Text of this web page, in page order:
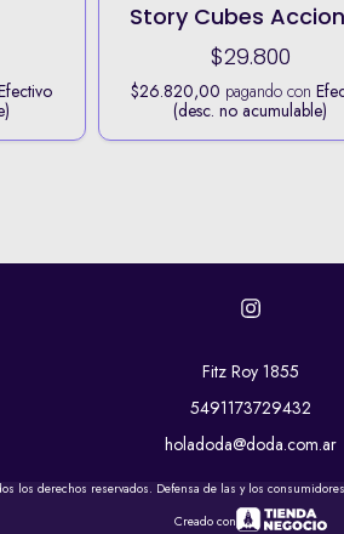
Story Cubes
$29.800
$26.820,00 pagando con
(desc. no acumulable)
Fitz Roy 1855
5491173729432
holadoda@doda.com.ar
los derechos reservados. Defensa de las y los
Creado con